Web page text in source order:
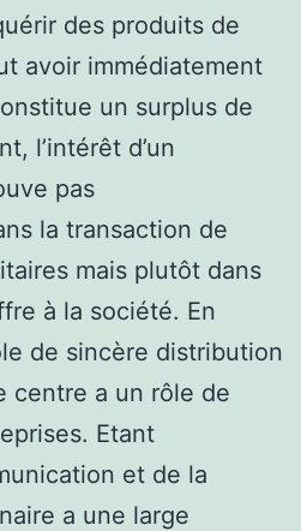
des produits de
avoir immédiatement
un surplus de
l’intérêt d’un
pas
la transaction de
mais plutôt dans
à la société. En
de sincère distribution
centre a un rôle de
Etant
et de la
a une large